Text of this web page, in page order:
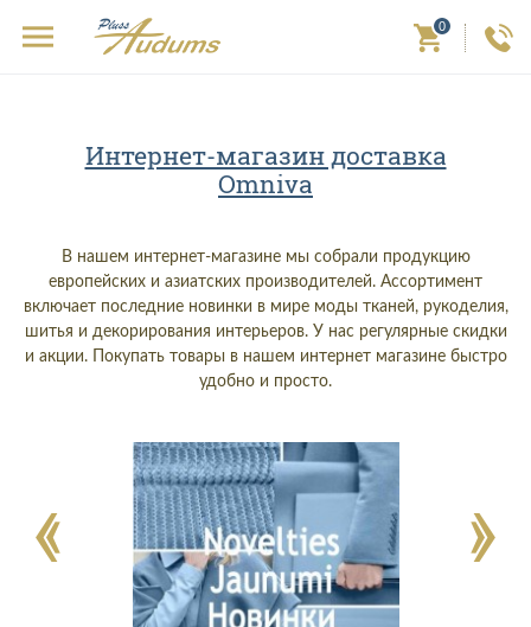
0
Интернет-магазин доставка
Omniva
В нашем интернет-магазине мы собрали продукцию
европейских и азиатских производителей. Ассортимент
включает последние новинки в мире моды тканей, рукоделия,
шитья и декорирования интерьеров. У нас регулярные скидки
и акции. Покупать товары в нашем интернет магазине быстро
удобно и просто.